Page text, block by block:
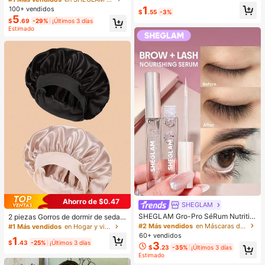
elleza Cosmética Maquillaje para
Mujeres y Niñas
100+ vendidos
$5.69 -29% ¡Últimos 3 días
Estimado
Ahorro de $0.47
2 piezas Gorros de dormir de seda y
satén de lujo, unicolor, gorros elásti
cos de protección del cabello, liger
os y cómodos para usar toda la noc
te suave al cuero cabelludo, para el
#1 Más vendidos en Hogar y vida
$1 .43 -25% ¡Últimos 3 días
uados para niñas, uso diario en la e
$1 .55 -3%
SHEGLAM
SHEGLAM Gro-Pro SéRum Nutritiv
o Para PestañAs PestañAs Marca D
e Belleza CosméTica Maquillaje Pa
ra Mujeres Y NiñAs
#2 Más vendidos
en Máscaras de pestañas
60+ vendidos
$3.23 -35% ¡Últimos 3 días
Estimado